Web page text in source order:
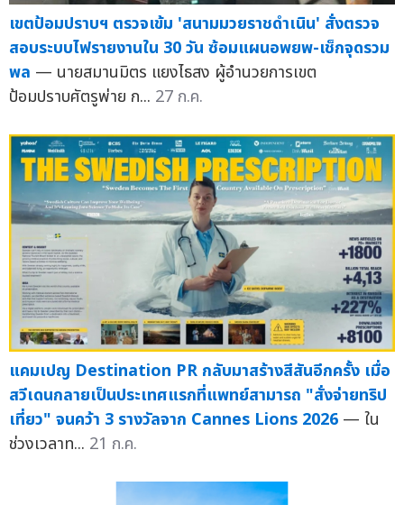
เขตป้อมปราบฯ ตรวจเข้ม 'สนามมวยราชดำเนิน' สั่งตรวจ
สอบระบบไฟรายงานใน 30 วัน ซ้อมแผนอพยพ-เช็กจุดรวม
พล — นายสมานมิตร แยงไธสง ผู้อำนวยการเขต
ป้อมปราบศัตรูพ่าย ก... 27 ก.ค.
แคมเปญ Destination PR กลับมาสร้างสีสันอีกครั้ง เมื่อ
สวีเดนกลายเป็นประเทศแรกที่แพทย์สามารถ "สั่งจ่ายทริป
เที่ยว" จนคว้า 3 รางวัลจาก Cannes Lions 2026 — ใน
ช่วงเวลาท... 21 ก.ค.